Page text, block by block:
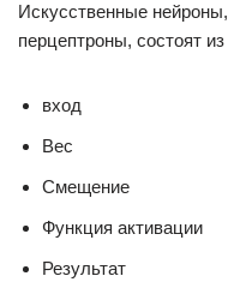
Искусственные
перцептроны, состоят
вход
Вес
Смещение
Функция активации
Результат